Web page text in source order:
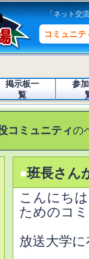
「ネット交
コミュニテ
掲示板一
覧
参
コミュニティの
●班長さん
こんにち
ためのコ
放送大学